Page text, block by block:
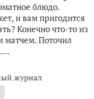
блюдо.
и вам пригодится
Конечно что-то из
матчем. Поточил
журнал